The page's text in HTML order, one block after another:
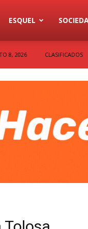
Diario
ESQUEL
8, 2026 CLASIFICADOS